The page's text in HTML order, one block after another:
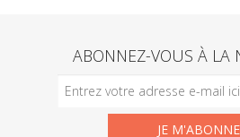
ABONNEZ-VOUS À LA